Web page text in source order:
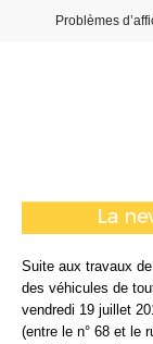
Problèmes
Suite aux travaux
des véhicules de
vendredi 19 juillet
(entre le n° 68 et le